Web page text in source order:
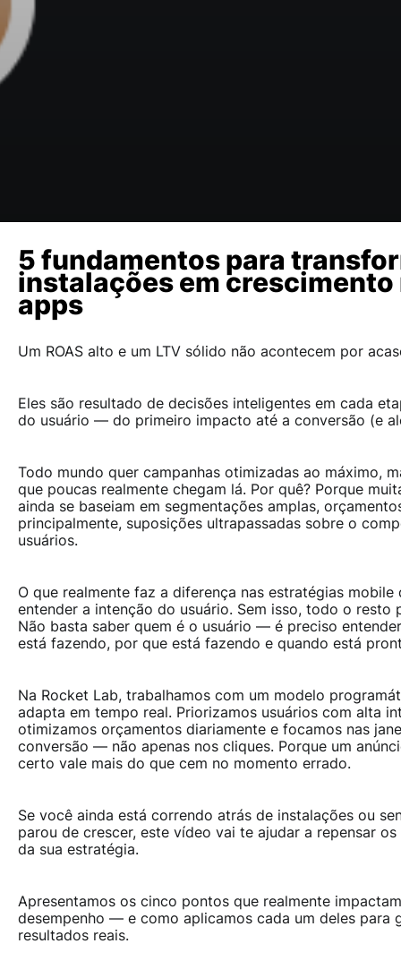
5 fundamentos para
instalações em crescimento
apps
Um ROAS alto e um LTV sólido não acontecem por
Eles são resultado de decisões inteligentes em cada
do usuário — do primeiro impacto até a conversão (e
Todo mundo quer campanhas otimizadas ao máximo,
que poucas realmente chegam lá. Por quê? Porque
ainda se baseiam em segmentações amplas,
principalmente, suposições ultrapassadas sobre o
usuários.
O que realmente faz a diferença nas estratégias mobile
entender a intenção do usuário. Sem isso, todo o resto
Não basta saber quem é o usuário — é preciso
está fazendo, por que está fazendo e quando está
Na Rocket Lab, trabalhamos com um modelo
adapta em tempo real. Priorizamos usuários com alta
otimizamos orçamentos diariamente e focamos nas
conversão — não apenas nos cliques. Porque um
certo vale mais do que cem no momento errado.
Se você ainda está correndo atrás de instalações ou
parou de crescer, este vídeo vai te ajudar a repensar
da sua estratégia.
Apresentamos os cinco pontos que realmente
desempenho — e como aplicamos cada um deles para
resultados reais.